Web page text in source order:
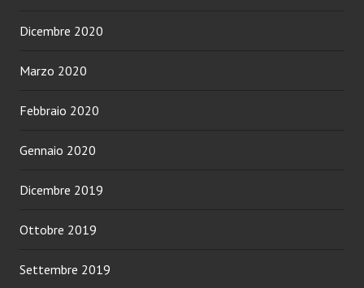
Dicembre 2020
Marzo 2020
Febbraio 2020
Gennaio 2020
Dicembre 2019
Ottobre 2019
Settembre 2019